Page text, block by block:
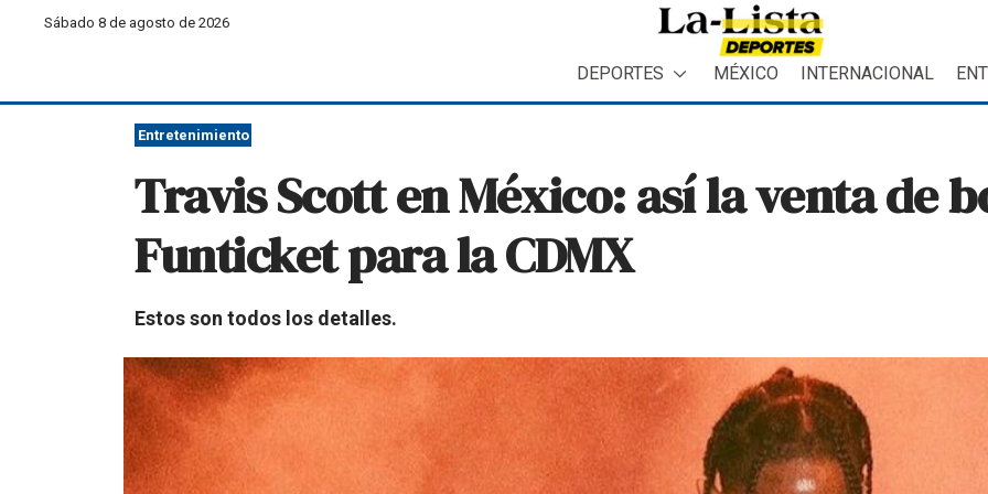
Sábado 8 de agosto de 2026
DEPORTES MÉXICO INTERNACIONAL
Entretenimiento
Travis Scott en México: así la venta de
Funticket para la CDMX
Estos son todos los detalles.